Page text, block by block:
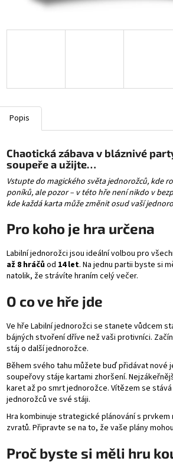
Popis
Chaotická zábava v bláznivé
soupeře a užijte…
Vstupte do magického světa jednorožců, kde
poníků, ale pozor – v této hře není nikdo v
kde každá karta může změnit osud vaší
Pro koho je hra určena
Labilní jednorožci jsou ideální volbou pro
až 8 hráčůod 14 let. Na jednu partii byste si
natolik, že strávíte hraním celý večer.
O co ve hře jde
Ve hře Labilní jednorožci se stanete vůdcem
bájných stvoření dříve než vaši protivníci.
stáj o další jednorožce.
Během svého tahu můžete buď přidávat
soupeřovy stáje kartami zhoršení.
karet až po smrt jednorožce. Vítězem se
jednorožců ve své stáji.
Hra kombinuje strategické plánování s
zvratů. Připravte se na to, že vaše plány
Proč byste si měli hru